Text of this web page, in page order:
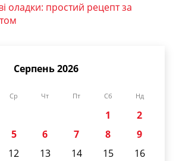
оладки: простий рецепт за
Серпень 2026
Ср Чт Пт Сб Нд
1
2
5 6 7 8
9
12 13 14 15
16